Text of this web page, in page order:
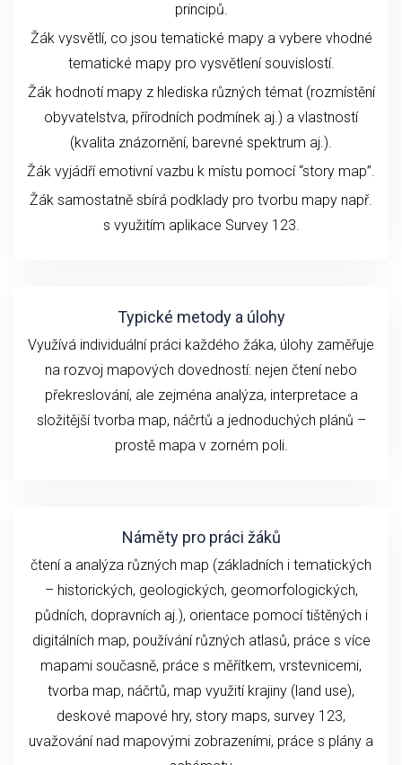
principů.
Žák vysvětlí, co jsou tematické mapy a vybere vhodné
tematické mapy pro vysvětlení souvislostí.
Žák hodnotí mapy z hlediska různých témat (rozmístění
obyvatelstva, přírodních podmínek aj.) a vlastností
(kvalita znázornění, barevné spektrum aj.).
Žák vyjádří emotivní vazbu k místu pomocí “story map”.
Žák samostatně sbírá podklady pro tvorbu mapy např.
s využitím aplikace Survey 123.
Typické metody a úlohy
Využívá individuální práci každého žáka, úlohy zaměřuje
na rozvoj mapových dovedností: nejen čtení nebo
překreslování, ale zejména analýza, interpretace a
složitější tvorba map, náčrtů a jednoduchých plánů –
prostě mapa v zorném poli.
Náměty pro práci žáků
čtení a analýza různých map (základních i tematických
– historických, geologických, geomorfologických,
půdních, dopravních aj.), orientace pomocí tištěných i
digitálních map, používání různých atlasů, práce s více
mapami současně, práce s měřítkem, vrstevnicemi,
tvorba map, náčrtů, map využití krajiny (land use),
deskové mapové hry, story maps, survey 123,
uvažování nad mapovými zobrazeními, práce s plány a